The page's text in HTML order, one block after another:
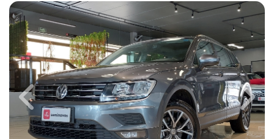
Previous Next